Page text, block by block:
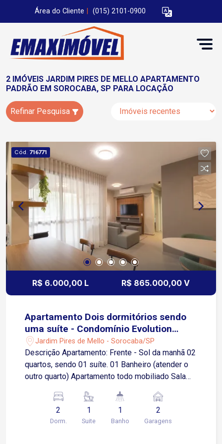
Área do Cliente (015) 2101-0900
2 IMÓVEIS JARDIM PIRES DE MELLO APARTAMENTO
PADRÃO EM SOROCABA, SP PARA LOCAÇÃO
Refinar Pesquisa
Cód. 716771
R$ 6.000,00 L R$ 865.000,00 V
Apartamento Dois dormitórios sendo
uma suíte - Condomínio Evolution
Muraro - Sorocaba/SP
Jardim Pires de Mello - Sorocaba/SP
Descrição Apartamento: Frente - Sol da manhã 02
quartos, sendo 01 suíte. 01 Banheiro (atender o
outro quarto) Apartamento todo mobiliado Sala
puffs e cortina) Sala (sala de estar com mesa de
jantar, aparador, espelhos, quadros e cortina)
Sacada com bancada, pia, marcenaria e
2
Dorm.
1
Suite
1
Banho
2
Garagens